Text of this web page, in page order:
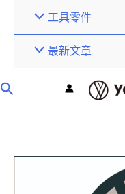
工具零件
最新文章